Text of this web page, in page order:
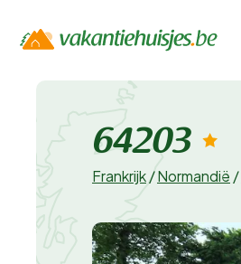
64203
Frankrijk/Normandië /